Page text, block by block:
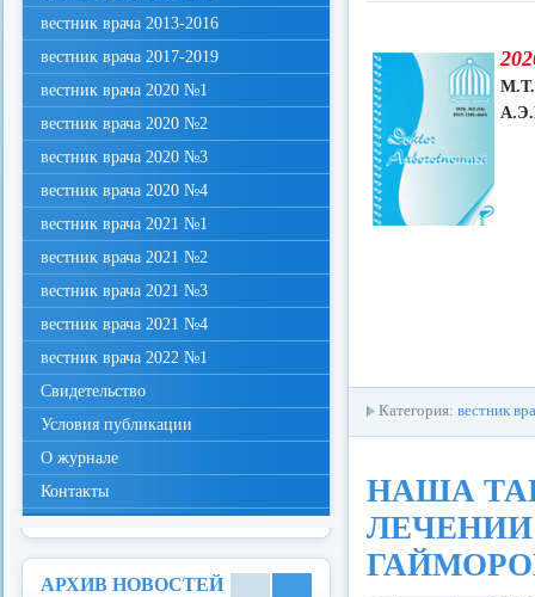
Категория: вестник
НАША
вестник врача 2013-2016
вестник врача 2017-2019
вестник врача 2020 №1
вестник врача 2020 №2
вестник врача 2020 №3
вестник врача 2020 №4
вестник врача 2021 №1
вестник врача 2021 №2
вестник врача 2021 №3
вестник врача 2021 №4
вестник врача 2022 №1
Свидетельство
Условия публикации
О журнале
Контакты
АРХИВ НОВОСТЕЙ